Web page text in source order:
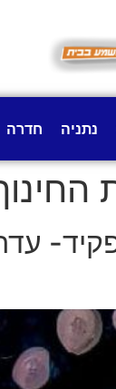
נתניה חדרה